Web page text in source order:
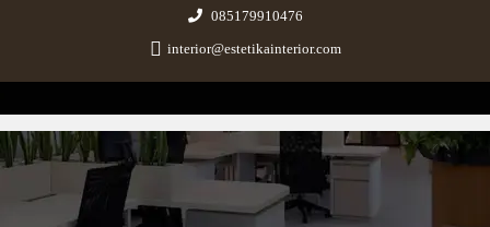
085179910476
interior@estetikainterior.com
Estetika Interior
Design & Build Consultant